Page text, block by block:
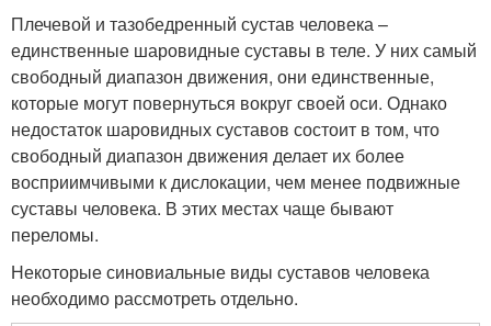
Плечевой и тазобедренный сустав человека –
единственные шаровидные суставы в теле. У них самый
свободный диапазон движения, они единственные,
которые могут повернуться вокруг своей оси. Однако
недостаток шаровидных суставов состоит в том, что
свободный диапазон движения делает их более
восприимчивыми к дислокации, чем менее подвижные
суставы человека. В этих местах чаще бывают
переломы.
Некоторые синовиальные виды суставов человека
необходимо рассмотреть отдельно.